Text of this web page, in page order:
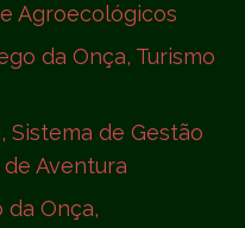
Agroecológicos
da Onça, Turismo
Sistema de Gestão
Aventura
da Onça,